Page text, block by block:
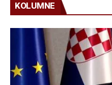
KOLUMNE